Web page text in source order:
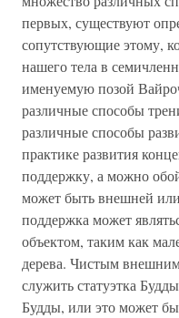
первых, существуют
сопутствующие этому,
нашего тела в
именуемую позой
различные способы
различные способы
практике развития
поддержку, а можно
может быть внешней
поддержка может
объектом, таким как
дерева. Чистым
служить статуэтка
Будды, или это может